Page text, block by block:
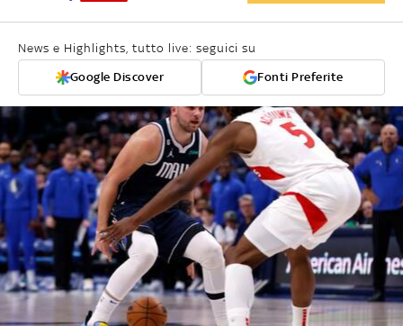
News e Highlights, tutto live: seguici su
Google Discover Fonti Preferite